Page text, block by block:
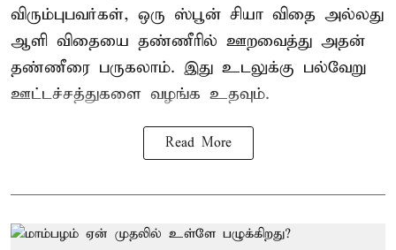
விரும்புபவர்கள், ஒரு ஸ்பூன் சியா விதை அல்லது
ஆளி விதையை தண்ணீரில் ஊறவைத்து அதன்
தண்ணீரை பருகலாம். இது உடலுக்கு பல்வேறு
ஊட்டச்சத்துகளை வழங்க உதவும்.
Read More